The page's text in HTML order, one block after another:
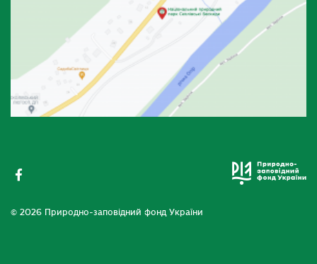
© 2026 Природно-заповідний фонд України